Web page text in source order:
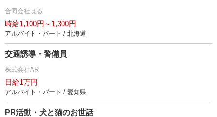
合同会社はる
時給1,100円～1,300円
アルバイト・パート / 北海道
交通誘導・警備員
株式会社AR
日給1万円
アルバイト・パート / 愛知県
PR活動・犬と猫のお世話